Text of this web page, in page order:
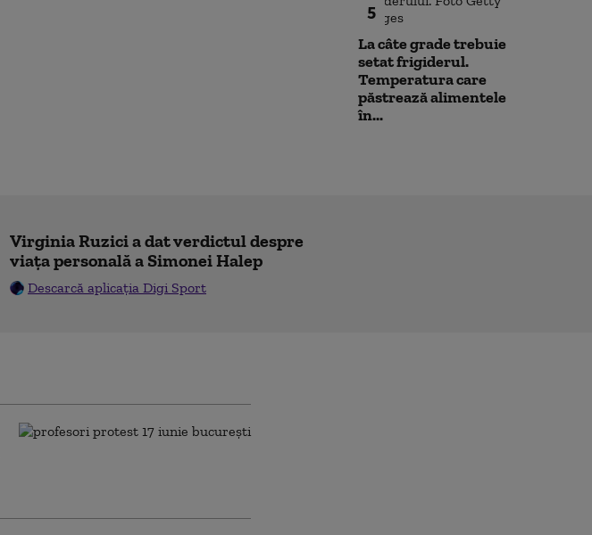
5
La câte grade trebuie
setat frigiderul.
Temperatura care
păstrează alimentele
în...
Virginia Ruzici a dat verdictul despre
viața personală a Simonei Halep
Descarcă aplicația Digi Sport